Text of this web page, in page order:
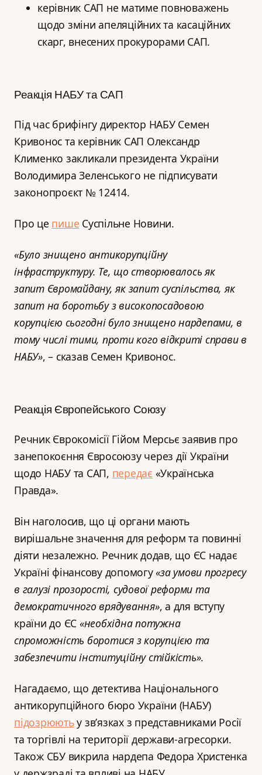
керівник САП не матиме повноважень
щодо зміни апеляційних та касаційних
скарг, внесених прокурорами САП.
Реакція НАБУ та САП
Під час брифінгу директор НАБУ Семен
Кривонос та керівник САП Олександр
Клименко закликали президента України
Володимира Зеленського не підписувати
законопроєкт № 12414.
Про це пише Суспільне Новини.
«Було знищено антикорупційну
інфраструктуру. Те, що створювалось як
запит Євромайдану, як запит суспільства, як
запит на боротьбу з високопосадовою
корупцією сьогодні було знищено нардепами, в
тому числі тими, проти кого відкриті справи в
НАБУ», – сказав Семен Кривонос.
Реакція Європейського Союзу
Речник Єврокомісії Гійом Мерсьє заявив про
занепокоєння Євросоюзу через дії України
щодо НАБУ та САП, передає «Українська
Правда».
Він наголосив, що ці органи мають
вирішальне значення для реформ та повинні
діяти незалежно. Речник додав, що ЄС надає
Україні фінансову допомогу«за умови прогресу
в галузі прозорості, судової реформи та
демократичного врядування», а для вступу
країни до ЄС «необхідна потужна
спроможність боротися з корупцією та
забезпечити інституційну стійкість».
Нагадаємо, що детектива Національного
антикорупційного бюро України (НАБУ)
підозрюютьу зв’язках з представниками Росії
та торгівлі на території держави-агресорки.
Також СБУ викрила нардепа Федора Христенка